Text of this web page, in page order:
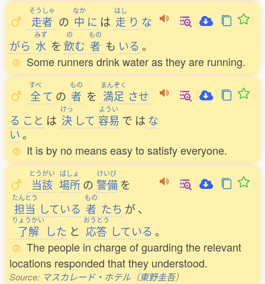
そうしゃ
走者 の
なか
中 に は
はし
走 り な
がら
みず
水 を
の
飲む
もの
者 も いる 。
Some runners drink water as they are running.
すべ
全て の
もの
者 を
まんぞく
満足 させ
る こと は
けっ
決 して
ようい
容易 で は な
い。
It is by no means easy to satisfy everyone.
とうがい
当該
ばしょ
場所 の
けいび
警備 を
たんとう
担当 している
もの
者 たち が、
りょうかい
了解 した と
おうとう
応答 している 。
The people in charge of guarding the relevant
locations responded that they understood.
Source: マスカレード・ホテル（東野圭吾）